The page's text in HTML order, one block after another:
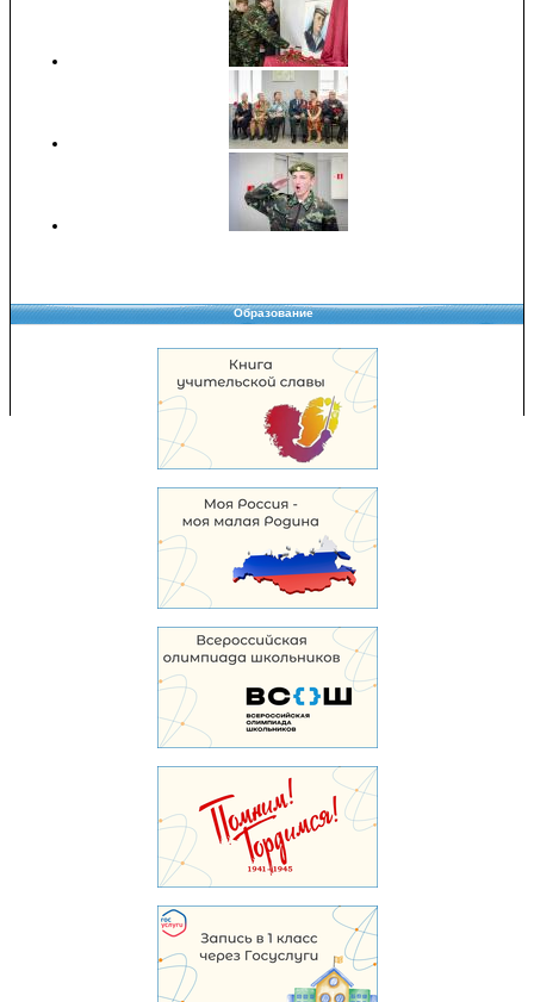
Образование
Copyright © 2008-2026 Управление образования
Перепечатка и использование материалов возможны только с разрешения
Управления образования.
103,938,481 уникальных посетителей